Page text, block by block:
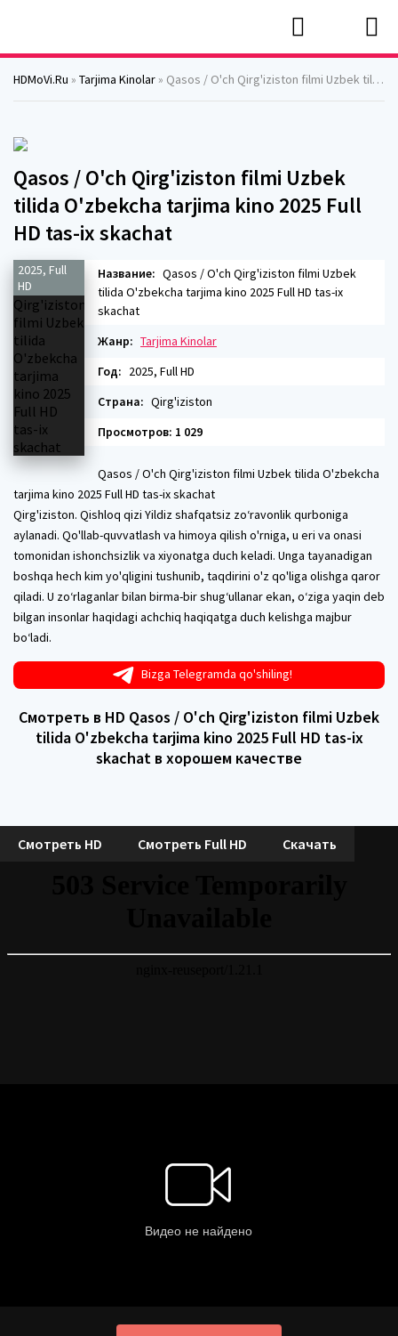
HDMoVi.Ru » Tarjima Kinolar » Qasos / O'ch Qirg'iziston filmi Uzbek tilida O'zbekcha tarjima kino 2025 Full HD tas-ix skachat
Qasos / O'ch Qirg'iziston filmi Uzbek
tilida O'zbekcha tarjima kino 2025 Full
HD tas-ix skachat
2025, Full
HD
Название: Qasos / O'ch Qirg'iziston filmi Uzbek
tilida O'zbekcha tarjima kino 2025 Full HD tas-ix
skachat
Жанр: Tarjima Kinolar
Год: 2025, Full HD
Страна: Qirg'iziston
Просмотров: 1 029
Qasos / O'ch Qirg'iziston filmi Uzbek tilida O'zbekcha
tarjima kino 2025 Full HD tas-ix skachat
Qirg'iziston. Qishloq qizi Yildiz shafqatsiz zo‘ravonlik qurboniga
aylanadi. Qo'llab-quvvatlash va himoya qilish o'rniga, u eri va onasi
tomonidan ishonchsizlik va xiyonatga duch keladi. Unga tayanadigan
boshqa hech kim yo'qligini tushunib, taqdirini o'z qo'liga olishga qaror
qiladi. U zo‘rlaganlar bilan birma-bir shug‘ullanar ekan, o‘ziga yaqin deb
bilgan insonlar haqidagi achchiq haqiqatga duch kelishga majbur
bo‘ladi.
Bizga Telegramda qo'shiling!
Смотреть в HD Qasos / O'ch Qirg'iziston filmi Uzbek
tilida O'zbekcha tarjima kino 2025 Full HD tas-ix
skachat в хорошем качестве
Смотреть HD Смотреть Full HD Скачать